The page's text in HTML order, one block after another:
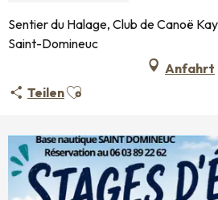
Sentier du Halage, Club de Canoë
Saint-Domineuc
Anfahrt
TeilenAjouter aux favoris